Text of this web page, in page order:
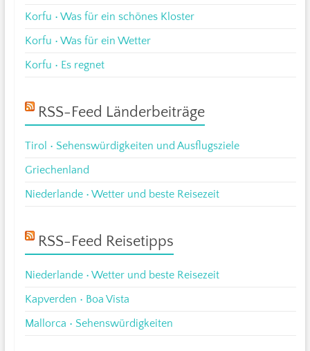
Korfu • Was für ein schönes Kloster
Korfu • Was für ein Wetter
Korfu • Es regnet
RSS-Feed Länderbeiträge
Tirol • Sehenswürdigkeiten und Ausflugsziele
Griechenland
Niederlande • Wetter und beste Reisezeit
RSS-Feed Reisetipps
Niederlande • Wetter und beste Reisezeit
Kapverden • Boa Vista
Mallorca • Sehenswürdigkeiten